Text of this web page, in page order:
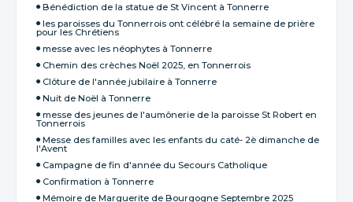
Bénédiction de la statue de St Vincent à Tonnerre
les paroisses du Tonnerrois ont célébré la semaine de prière
pour les Chrétiens
messe avec les néophytes à Tonnerre
Chemin des crèches Noël 2025, en Tonnerrois
Clôture de l'année jubilaire à Tonnerre
Nuit de Noël à Tonnerre
messe des jeunes de l'aumônerie de la paroisse St Robert en
Tonnerrois
Messe des familles avec les enfants du caté- 2è dimanche de
l'Avent
Campagne de fin d'année du Secours Catholique
Confirmation à Tonnerre
Mémoire de Marguerite de Bourgogne Septembre 2025